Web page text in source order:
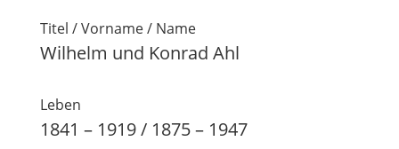
Titel / Vorname / Name
Wilhelm und Konrad Ahl
Leben
1841 – 1919 / 1875 – 1947